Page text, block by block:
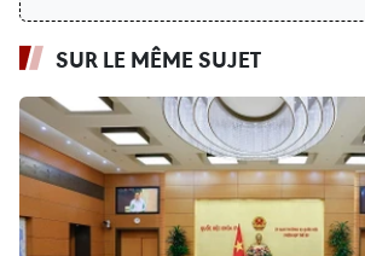
SUR LE MÊME SUJET